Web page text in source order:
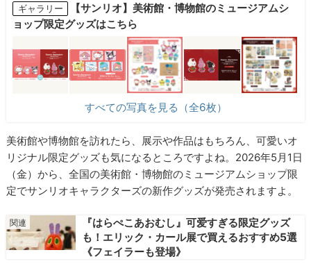
ギャラリー
【サンリオ】美術館・博物館のミュージアムシ
ョップ限定グッズはこちら
すべての写真を見る（全6枚）
美術館や博物館を訪れたら、展示や作品はもちろん、可愛いオ
リジナル限定グッズも気になるところですよね。2026年5月1日
（金）から、全国の美術館・博物館のミュージアムショップ限
定でサンリオキャラクターズの新作グッズが発売されますよ。
『はらぺこあおむし』可爱すぎる限定グッズ
も！エリック・カール展で買えるおすすめ5選
《フェイラーも登場》